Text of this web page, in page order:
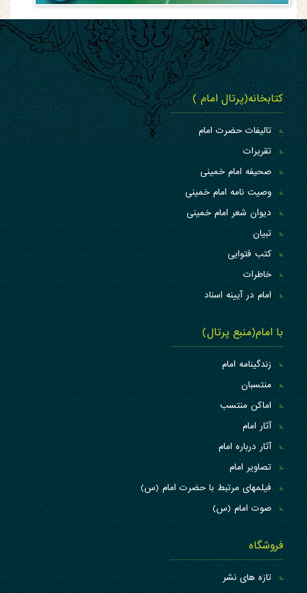
کتابخانه(پرتال امام )
تالیفات حضرت امام
تقریرات
صحیفه امام خمینی
وصیت نامه امام خمینی
دیوان شعر امام خمینی
تبیان
کتب فتوایی
خاطرات
امام در آیینه اسناد
با امام(منبع پرتال)
زندگینامه امام
منتسبان
اماکن منتسب
آثار امام
آثار درباره امام
تصاویر امام
فیلمهای مرتبط با حضرت امام (س)
صوت امام (س)
فروشگاه
تازه های نشر